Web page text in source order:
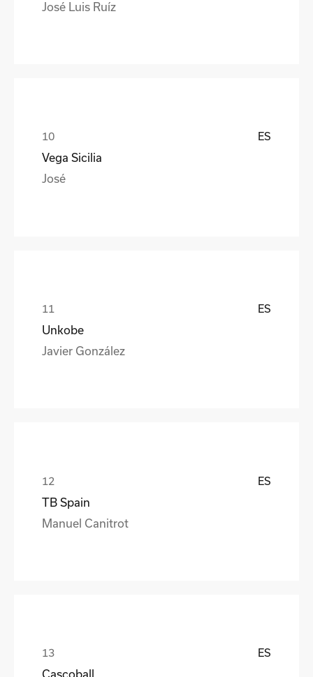
José Luis Ruíz
ES
Vega Sicilia
José
ES
Unkobe
Javier González
ES
TB Spain
Manuel Canitrot
ES
Cascoball